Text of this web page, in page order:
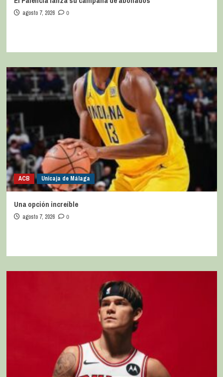
agosto 7, 2026 0
ACB Unicaja de Málaga
Una opción increíble
agosto 7, 2026 0